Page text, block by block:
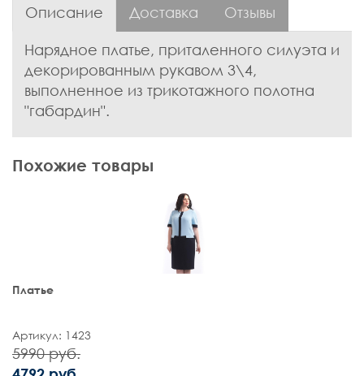
Описание Доставка Отзывы
Нарядное платье, приталенного силуэта и
декорированным рукавом 3\4,
выполненное из трикотажного полотна
"габардин".
Похожие товары
Платье
Артикул: 1423
5990 руб.